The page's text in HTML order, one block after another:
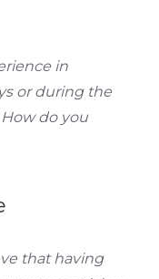
in
or during the
do you
that having